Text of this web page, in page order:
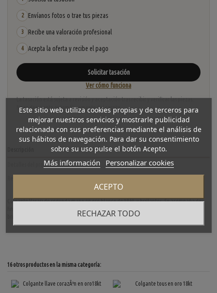
2 Envíanos fotos o trae tus piezas
3 Recibe una valoración profesional
4 Acepta la oferta y recibe el pago
Solicitar tasación
Ver cómo funciona
La tasación está sujeta a revisión y aceptación tras recibir y verificar las piezas.
No se descuenta automáticamente del carrito.
Detalles del producto
Colgante Vasari de segunda mano en oro blanco de 18 kt. y brillantes. Se acompaña de
brillantes laterales: 0,20 qt. aprox.
16 otros productos en la misma categoría:
Este sitio web utiliza cookies propias y de terceros para
mejorar nuestros servicios y mostrarle publicidad
relacionada con sus preferencias mediante el análisis de
sus hábitos de navegación. Para dar su consentimiento
sobre su uso pulse el botón Acepto.
Más información Personalizar cookies
RECHAZAR TODO
ACEPTO